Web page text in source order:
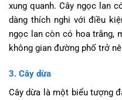
xung quanh. Cây ngọc lan
dàng thích nghi với điều
ngọc lan còn có hoa trắng,
không gian đường phố trở
3. Cây dừa
Cây dừa là một biểu tượng